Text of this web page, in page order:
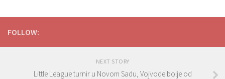
FOLLOW:
NEXT STORY
Little League turnir u Novom Sadu, Vojvode bolje od